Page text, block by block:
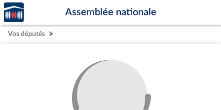
Aller au contenu
Aller en bas de la page
Accèder
à la
page
d'accueil
Assemblée nationale
Vos députés